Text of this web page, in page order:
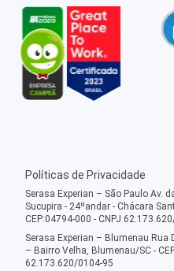
Políticas de Privacidade
Serasa Experian – São Paulo Av.
Sucupira - 24ºandar - Chácara
CEP:04794-000 - CNPJ
Serasa Experian – Blumenau Rua
– Bairro Velha, Blumenau/SC -
62.173.620/0104-95